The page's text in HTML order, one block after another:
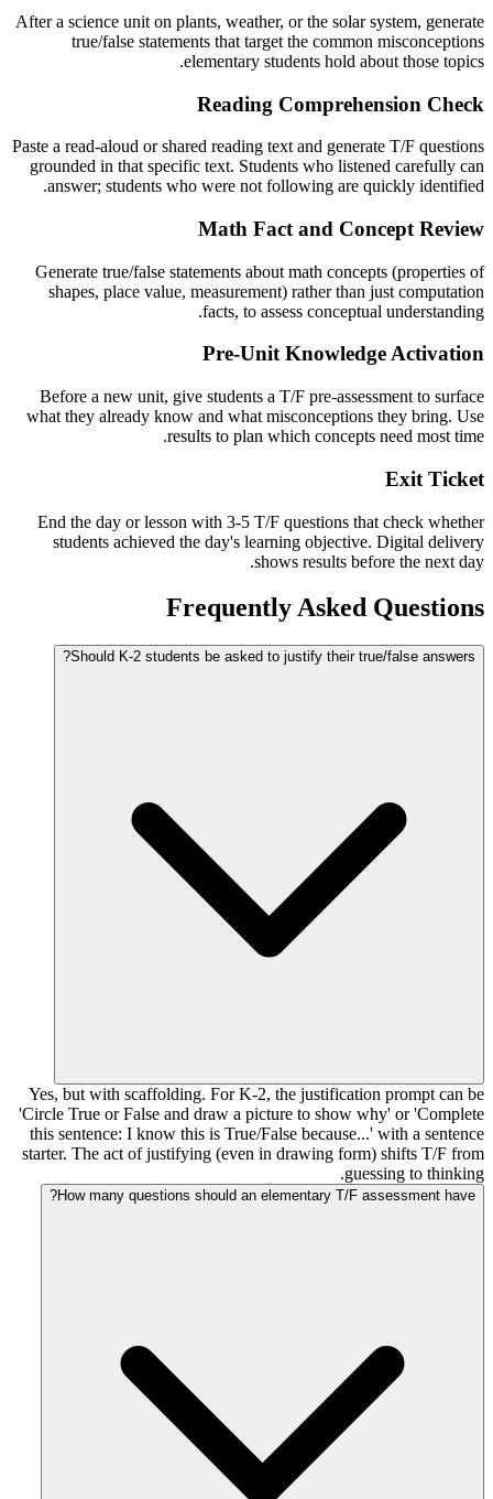
After a science unit on plants, weather, or the solar system, generate
true/false statements that target the common misconceptions
elementary students hold about those topics.
Reading Comprehension Check
Paste a read-aloud or shared reading text and generate T/F questions
grounded in that specific text. Students who listened carefully can
answer; students who were not following are quickly identified.
Math Fact and Concept Review
Generate true/false statements about math concepts (properties of
shapes, place value, measurement) rather than just computation
facts, to assess conceptual understanding.
Pre-Unit Knowledge Activation
Before a new unit, give students a T/F pre-assessment to surface
what they already know and what misconceptions they bring. Use
results to plan which concepts need most time.
Exit Ticket
End the day or lesson with 3-5 T/F questions that check whether
students achieved the day's learning objective. Digital delivery
shows results before the next day.
Frequently Asked Questions
Should K-2 students be asked to justify their true/false answers?
Yes, but with scaffolding. For K-2, the justification prompt can be
'Circle True or False and draw a picture to show why' or 'Complete
this sentence: I know this is True/False because...' with a sentence
starter. The act of justifying (even in drawing form) shifts T/F from
guessing to thinking.
How many questions should an elementary T/F assessment have?